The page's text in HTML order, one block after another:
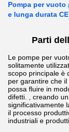
Pompa per
e lunga durata
Parti
Le pompe per
solitamente
scopo principale è
per garantire che
possa fluire in
difetti. , creando
significativamente
il processo
industriali e